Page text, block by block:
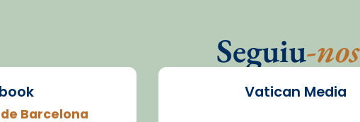
Seguiu-nos
Barcelona
Vatican Media